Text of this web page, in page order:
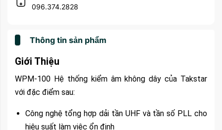
096.374.2828
Thông tin sản phẩm
Giới Thiệu
WPM-100 Hệ thống kiểm âm không dây của Takstar
với đặc điểm sau:
Công nghệ tổng hợp dải tần UHF và tần số PLL cho
hiệu suất làm việc ổn định